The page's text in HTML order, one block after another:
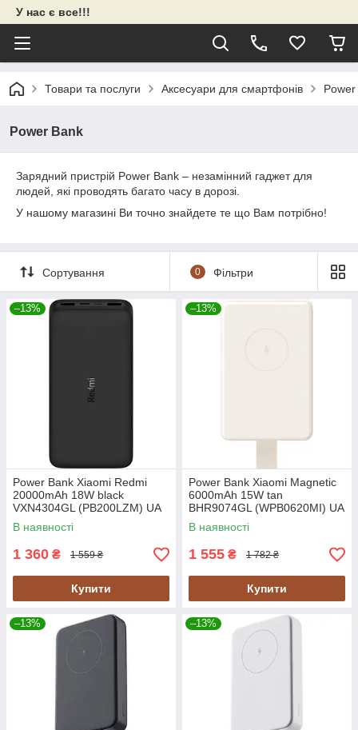
У нас є все!!!
Товари та послуги Аксесуари для смартфонів
Power Bank
Зарядний пристрій Power Bank – незамінний гаджет для
людей, які проводять багато часу в дорозі.
У нашому магазині Ви точно знайдете те що Вам потрібно!
Сортування 0 Фільтри
–13%
Power Bank Xiaomi Redmi
20000mAh 18W black
VXN4304GL (PB200LZM) UA
В наявності
1 360 ₴ 1 559 ₴
Купити
–13%
Power Bank Xiaomi Magnetic
6000mAh 15W tan
BHR9074GL (WPB0620MI) UA
В наявності
1 555 ₴ 1 782 ₴
Купити
–13% –13%